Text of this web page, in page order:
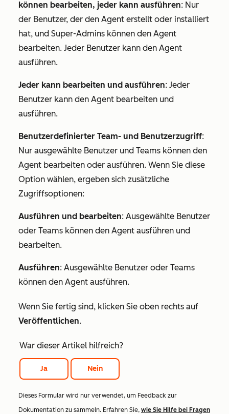
können bearbeiten, jeder kann ausführen: Nur
der Benutzer, der den Agent erstellt oder installiert
hat, und Super-Admins können den Agent
bearbeiten. Jeder Benutzer kann den Agent
ausführen.
Jeder kann bearbeiten und ausführen: Jeder
Benutzer kann den Agent bearbeiten und
ausführen.
Benutzerdefinierter Team- und Benutzerzugriff:
Nur ausgewählte Benutzer und Teams können den
Agent bearbeiten oder ausführen. Wenn Sie diese
Option wählen, ergeben sich zusätzliche
Zugriffsoptionen:
Ausführen und bearbeiten: Ausgewählte Benutzer
oder Teams können den Agent ausführen und
bearbeiten.
Ausführen: Ausgewählte Benutzer oder Teams
können den Agent ausführen.
Wenn Sie fertig sind, klicken Sie oben rechts auf
Veröffentlichen.
War dieser Artikel hilfreich?
Ja Nein
Dieses Formular wird nur verwendet, um Feedback zur
Dokumentation zu sammeln. Erfahren Sie, wie Sie Hilfe bei Fragen